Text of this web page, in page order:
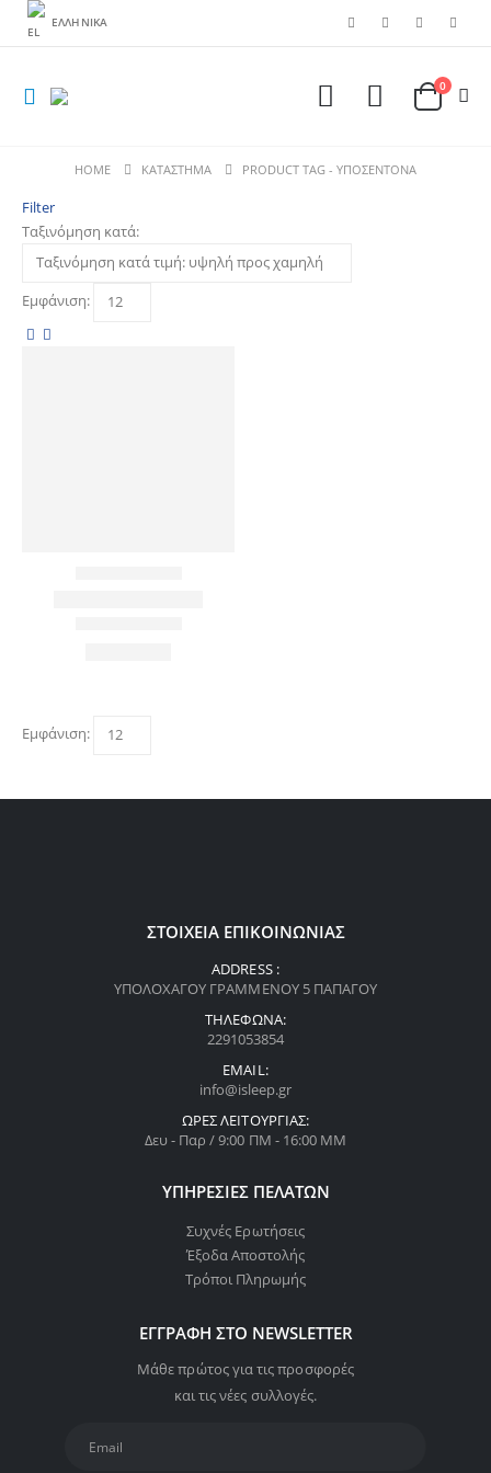
ΕΛΛΗΝΙΚΆ
0
HOME ΚΑΤΆΣΤΗΜΑ PRODUCT TAG - ΥΠΟΣΕΝΤΟΝΑ
Filter
Ταξινόμηση κατά:
Εμφάνιση:
Εμφάνιση:
ΣΤΟΙΧΕΊΑ ΕΠΙΚΟΙΝΩΝΊΑΣ
ADDRESS :
ΥΠΟΛΟΧΑΓΟΥ ΓΡΑΜΜΕΝΟΥ 5 ΠΑΠΑΓΟΥ
ΤΗΛΈΦΩΝΑ:
2291053854
EMAIL:
info@isleep.gr
ΏΡΕΣ ΛΕΙΤΟΥΡΓΊΑΣ:
Δευ - Παρ / 9:00 ΠΜ - 16:00 ΜΜ
ΥΠΗΡΕΣΊΕΣ ΠΕΛΑΤΏΝ
Συχνές Ερωτήσεις
Έξοδα Αποστολής
Τρόποι Πληρωμής
ΕΓΓΡΑΦΉ ΣΤΟ NEWSLETTER
Μάθε πρώτος για τις προσφορές
και τις νέες συλλογές.